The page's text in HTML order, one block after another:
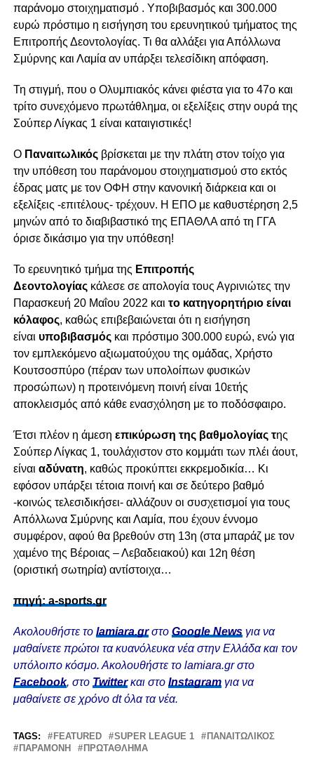
παράνομο στοιχηματισμό . Υποβιβασμός και 300.000
ευρώ πρόστιμο η εισήγηση του ερευνητικού τμήματος της
Επιτροπής Δεοντολογίας. Τι θα αλλάξει για Απόλλωνα
Σμύρνης και Λαμία αν υπάρξει τελεσίδικη απόφαση.
Τη στιγμή, που ο Ολυμπιακός κάνει φιέστα για το 47ο και
τρίτο συνεχόμενο πρωτάθλημα, οι εξελίξεις στην ουρά της
Σούπερ Λίγκας 1 είναι καταιγιστικές!
Ο Παναιτωλικόςβρίσκεται με την πλάτη στον τοίχο για
την υπόθεση του παράνομου στοιχηματισμού στο εκτός
έδρας ματς με τον ΟΦΗ στην κανονική διάρκεια και οι
εξελίξεις -επιτέλους- τρέχουν. Η ΕΠΟ με καθυστέρηση 2,5
μηνών από το διαβιβαστικό της ΕΠΑΘΛΑ από τη ΓΓΑ
όρισε δικάσιμο για την υπόθεση!
Το ερευνητικό τμήμα της Επιτροπής
Δεοντολογίαςκάλεσε σε απολογία τους Αγρινιώτες την
Παρασκευή 20 Μαΐου 2022 και το κατηγορητήριο είναι
κόλαφος, καθώς επιβεβαιώνεται ότι η εισήγηση
είναι υποβιβασμός και πρόστιμο 300.000 ευρώ, ενώ για
τον εμπλεκόμενο αξιωματούχου της ομάδας, Χρήστο
Κουτσοσπύρο (πέραν των υπολοίπων φυσικών
προσώπων) η προτεινόμενη ποινή είναι 10ετής
αποκλεισμός από κάθε ενασχόληση με το ποδόσφαιρο.
Έτσι πλέον η άμεση επικύρωση της βαθμολογίας της
Σούπερ Λίγκας 1, τουλάχιστον στο κομμάτι των πλέι άουτ,
είναι αδύνατη, καθώς προκύπτει εκκρεμοδικία… Κι
εφόσον υπάρξει τέτοια ποινή και σε δεύτερο βαθμό
-κοινώς τελεσιδικήσει- αλλάζουν οι συσχετισμοί για τους
Απόλλωνα Σμύρνης και Λαμία, που έχουν έννομο
συμφέρον, αφού θα βρεθούν στη 13η (στα μπαράζ με τον
χαμένο της Βέροιας – Λεβαδειακού) και 12η θέση
(οριστική σωτηρία) αντίστοιχα…
πηγή: a-sports.gr
Ακολουθήστε το lamiara.grστο Google Newsγια να
μαθαίνετε πρώτοι τα κυανόλευκα νέα στην Ελλάδα και τον
υπόλοιπο κόσμο. Ακολουθήστε το lamiara.gr στο
Facebook, στο Twitterκαι στο Instagram για να
μαθαίνετε σε χρόνο dt όλα τα νέα.
TAGS: FEATURED SUPER LEAGUE 1
ΠΑΝΑΙΤΩΛΙΚΌΣ
ΠΑΡΑΜΟΝΗ
ΠΡΩΤΆΘΛΗΜΑ